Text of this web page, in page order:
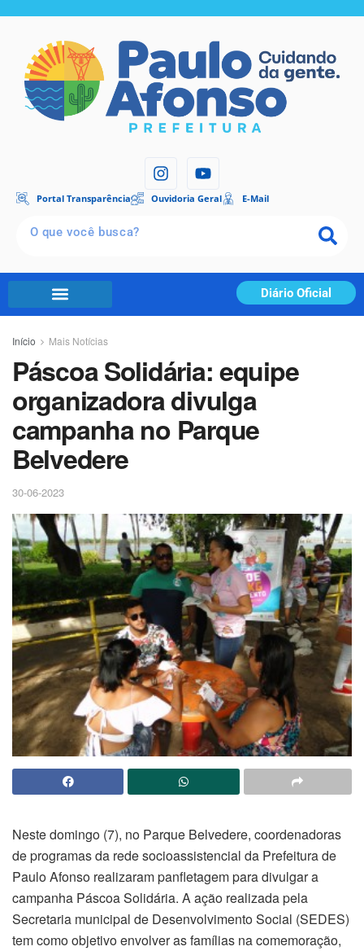
Portal Transparência Ouvidoria Geral E-Mail
Diário Oficial
Início Mais Notícias
Páscoa Solidária: equipe
organizadora divulga
campanha no Parque
Belvedere
30-06-2023
Neste domingo (7), no Parque Belvedere, coordenadoras
de programas da rede socioassistencial da Prefeitura de
Paulo Afonso realizaram panfletagem para divulgar a
campanha Páscoa Solidária. A ação realizada pela
Secretaria municipal de Desenvolvimento Social (SEDES)
tem como objetivo envolver as famílias na comemoração,